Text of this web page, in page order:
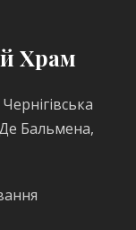
Храм
Бальмена,